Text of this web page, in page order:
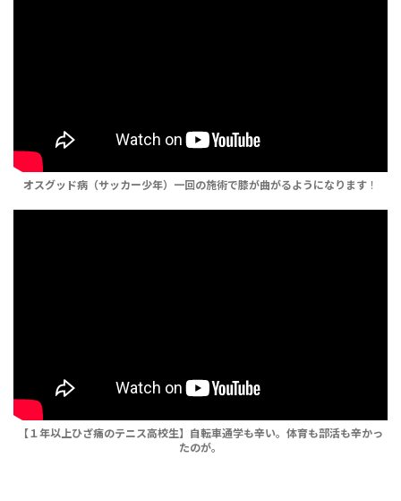
オスグッド病（サッカー少年）一回の施術で膝が曲がるようになります ！
【１年以上ひざ痛のテニス高校生】自転車通学も辛い。体育も部活も辛かっ
たのが。